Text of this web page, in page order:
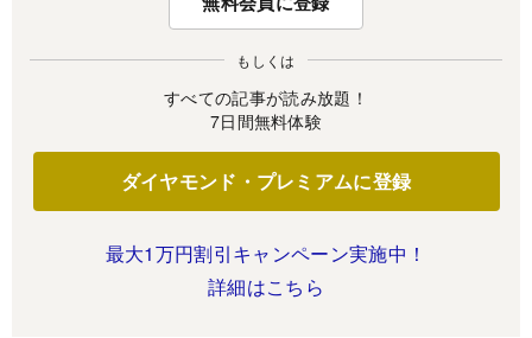
もしくは
すべての記事が読み放題！
7日間無料体験
ダイヤモンド・プレミアムに登録
最大1万円割引キャンペーン実施中！
詳細はこちら